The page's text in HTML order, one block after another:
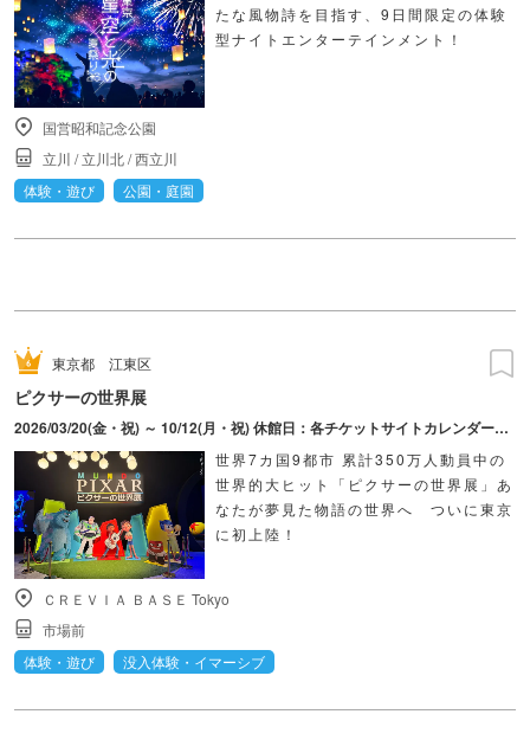
たな風物詩を目指す、9日間限定の体験
型ナイトエンターテインメント！
国営昭和記念公園
立川 /立川北/西立川
体験・遊び
公園・庭園
東京都 江東区
ピクサーの世界展
2026/03/20(金・祝) ～ 10/12(月・祝) 休館日：各チケットサイトカレンダーにてご確認ください。
世界7カ国9都市 累計350万人動員中の
世界的大ヒット「ピクサーの世界展」あ
なたが夢見た物語の世界へ ついに東京
に初上陸！
ＣＲＥＶＩＡ ＢＡＳＥ Tokyo
市場前
体験・遊び
没入体験・イマーシブ